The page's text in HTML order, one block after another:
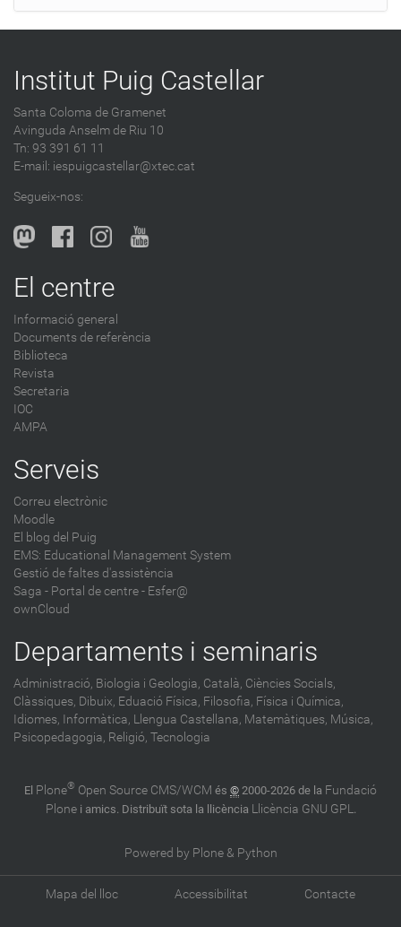
n
t
a
e
s
a
b
l
o
-
Institut Puig Castellar
Santa Coloma de Gramenet
Avinguda Anselm de Riu 10
Tn: 93 391 61 11
E-mail: iespuigcastellar@xtec.cat
Segueix-nos:
El centre
Informació general
Documents de referència
Biblioteca
Revista
Secretaria
IOC
AMPA
Serveis
Correu electrònic
Moodle
El blog del Puig
EMS: Educational Management System
Gestió de faltes d'assistència
Saga - Portal de centre - Esfer@
ownCloud
Departaments i seminaris
Administració, Biologia i Geologia, Català, Ciències Socials,
Clàssiques, Dibuix, Eduació Física, Filosofia, Física i Química,
Idiomes, Informàtica, Llengua Castellana, Matemàtiques, Música,
Psicopedagogia, Religió, Tecnologia
El Plone® Open Source CMS/WCM és © 2000-2026 de la Fundació
Plonei amics. Distribuït sota la llicència Llicència GNU GPL.
Powered by Plone & Python
Mapa del lloc Accessibilitat Contacte